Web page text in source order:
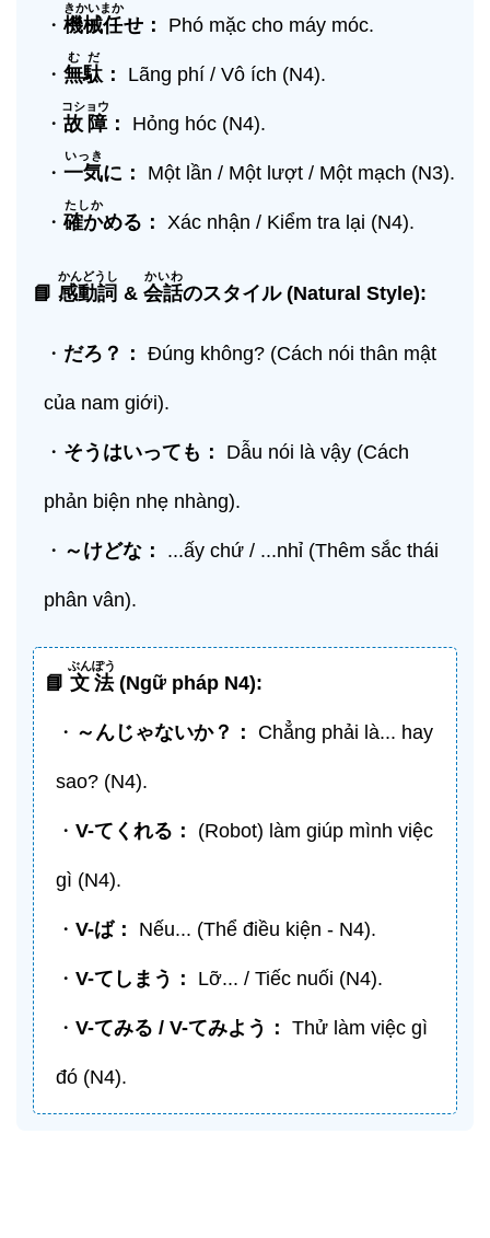
・ 機械任
きかいまか
せ： Phó mặc cho máy móc.
・ 無駄
むだ
： Lãng phí / Vô ích (N4).
・ 故障
コショウ
： Hỏng hóc (N4).
・ 一気
いっき
に： Một lần / Một lượt / Một mạch (N3).
・確か
たしか
める： Xác nhận / Kiểm tra lại (N4).
📘 感動詞
かんどうし
& 会話
かいわ
のスタイル (Natural Style):
・ だろ？： Đúng không? (Cách nói thân mật
của nam giới).
・ そうはいっても： Dẫu nói là vậy (Cách
phản biện nhẹ nhàng).
・ ～けどな： ...ấy chứ / ...nhỉ (Thêm sắc thái
phân vân).
📘 文法
ぶんぽう
(Ngữ pháp N4):
・ ～んじゃないか？： Chẳng phải là... hay
sao? (N4).
・ V-てくれる ： (Robot) làm giúp mình việc
gì (N4).
・ V-ば： Nếu... (Thể điều kiện - N4).
・ V-てしまう ： Lỡ... / Tiếc nuối (N4).
・ V-てみる / V-てみよう ： Thử làm việc gì
đó (N4).